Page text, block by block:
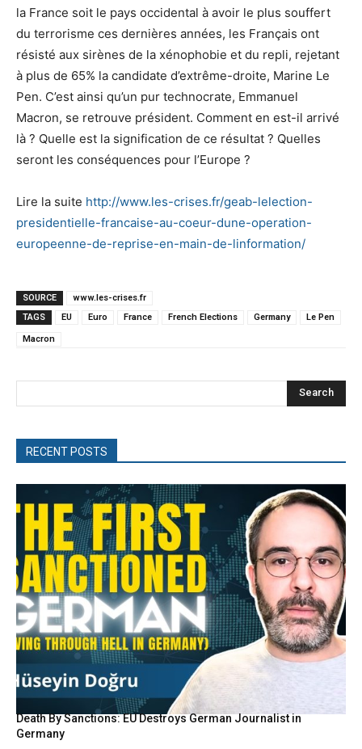
la France soit le pays occidental à avoir le plus souffert
du terrorisme ces dernières années, les Français ont
résisté aux sirènes de la xénophobie et du repli, rejetant
à plus de 65% la candidate d’extrême-droite, Marine Le
Pen. C’est ainsi qu’un pur technocrate, Emmanuel
Macron, se retrouve président. Comment en est-il arrivé
là ? Quelle est la signification de ce résultat ? Quelles
seront les conséquences pour l’Europe ?
Lire la suite http://www.les-crises.fr/geab-lelection-
presidentielle-francaise-au-coeur-dune-operation-
europeenne-de-reprise-en-main-de-linformation/
SOURCE
www.les-crises.fr
TAGS
EU Euro France French Elections Germany Le Pen
Macron
Search
RECENT POSTS
Death By Sanctions: EU Destroys German Journalist in
Germany